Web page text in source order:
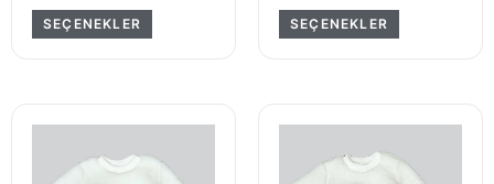
SEÇENEKLER SEÇENEKLER